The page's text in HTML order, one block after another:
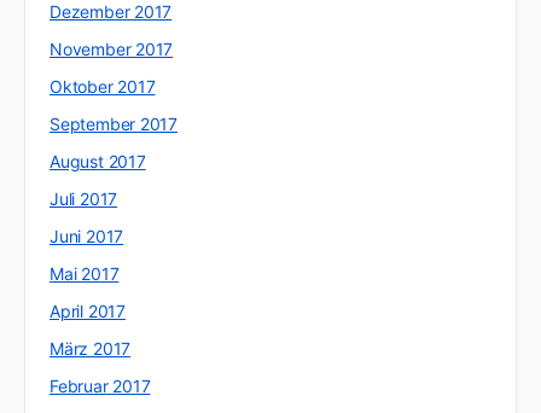
Dezember 2017
November 2017
Oktober 2017
September 2017
August 2017
Juli 2017
Juni 2017
Mai 2017
April 2017
März 2017
Februar 2017